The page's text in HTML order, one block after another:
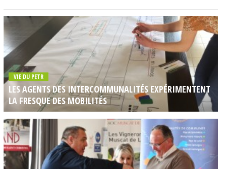
VIE DU PETR
LES AGENTS DES INTERCOMMUNALITÉS EXPÉRIMENTENT
LA FRESQUE DES MOBILITÉS